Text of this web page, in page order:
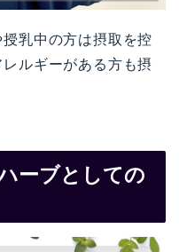
乳中の方は摂取を控
ルギーがある方も摂
ーブとしての